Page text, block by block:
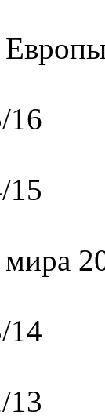
16
15
14
13